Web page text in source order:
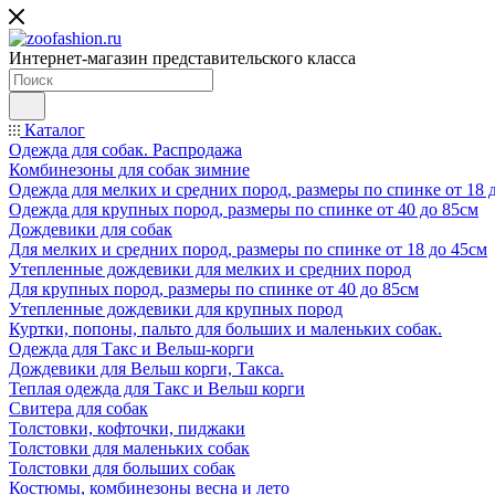
Интернет-магазин представительского класса
Каталог
Одежда для собак. Распродажа
Комбинезоны для собак зимние
Одежда для мелких и средних пород, размеры по спинке от 18
Одежда для крупных пород, размеры по спинке от 40 до 85см
Дождевики для собак
Для мелких и средних пород, размеры по спинке от 18 до 45см
Утепленные дождевики для мелких и средних пород
Для крупных пород, размеры по спинке от 40 до 85см
Утепленные дождевики для крупных пород
Куртки, попоны, пальто для больших и маленьких собак.
Одежда для Такс и Вельш-корги
Дождевики для Вельш корги, Такса.
Теплая одежда для Такс и Вельш корги
Свитера для собак
Толстовки, кофточки, пиджаки
Толстовки для маленьких собак
Толстовки для больших собак
Костюмы, комбинезоны весна и лето